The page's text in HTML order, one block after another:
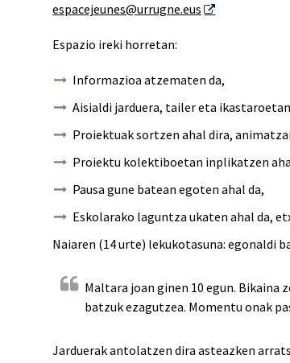
espacejeunes@urrugne.eus
Espazio ireki horretan:
Informazioa atzematen da,
Aisialdi jarduera, tailer eta
Proiektuak sortzen ahal dira,
Proiektu kolektiboetan inplikatzen
Pausa gune batean egoten ahal da,
Eskolarako laguntza ukaten ahal da,
Naiaren (14 urte) lekukotasuna: egonaldi
Maltara joan ginen 10 egun. Bikaina
batzuk ezagutzea. Momentu onak
Jarduerak antolatzen dira asteazken